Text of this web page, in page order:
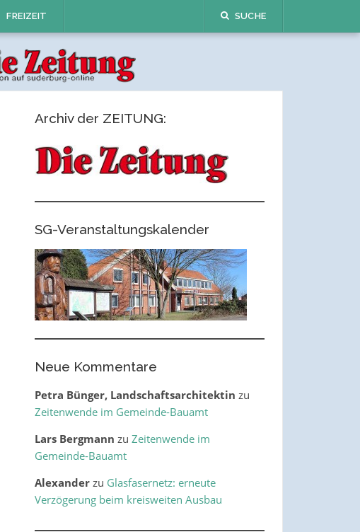
FREIZEIT SUCHE
Archiv der ZEITUNG:
SG-Veranstaltungskalender
Neue Kommentare
Petra Bünger, Landschaftsarchitektin zu
Zeitenwende im Gemeinde-Bauamt
Lars Bergmann zu Zeitenwende im
Gemeinde-Bauamt
Alexanderzu Glasfasernetz: erneute
Verzögerung beim kreisweiten Ausbau